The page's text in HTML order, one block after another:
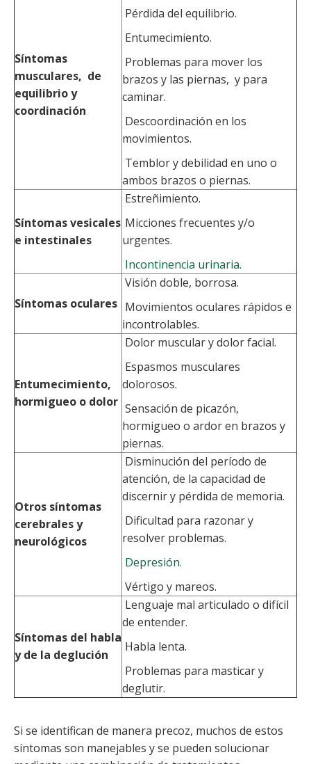
Síntomas
musculares, de
equilibrio y
coordinación
Pérdida del equilibrio.
Entumecimiento.
Problemas para mover los
brazos y las piernas, y para
caminar.
Descoordinación en los
movimientos.
Temblor y debilidad en uno o
ambos brazos o piernas.
Síntomas vesicales
e intestinales
Estreñimiento.
Micciones frecuentes y/o
urgentes.
Incontinencia urinaria.
Síntomas oculares
Visión doble, borrosa.
Movimientos oculares rápidos e
incontrolables.
Entumecimiento,
hormigueo o dolor
Dolor muscular y dolor facial.
Espasmos musculares
dolorosos.
Sensación de picazón,
hormigueo o ardor en brazos y
piernas.
Otros síntomas
cerebrales y
neurológicos
Disminución del período de
atención, de la capacidad de
discernir y pérdida de memoria.
Dificultad para razonar y
resolver problemas.
Depresión.
Vértigo y mareos.
Síntomas del habla
y de la deglución
Lenguaje mal articulado o difícil
de entender.
Habla lenta.
Problemas para masticar y
deglutir.
Si se identifican de manera precoz, muchos de estos
síntomas son manejables y se pueden solucionar